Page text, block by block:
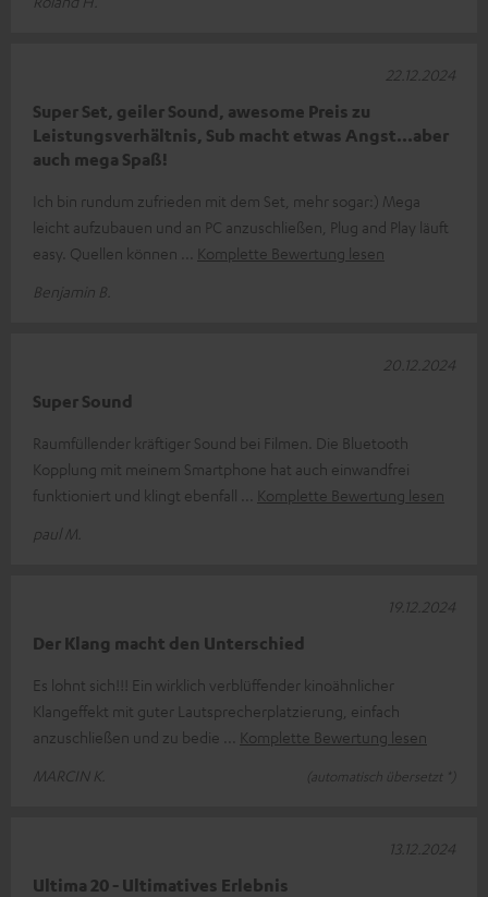
Super Set, geiler Sound, awesome Preis zu
Leistungsverhältnis, Sub macht etwas Angst...aber
auch mega Spaß!
Ich bin rundum zufrieden mit dem Set, mehr sogar:) Mega
leicht aufzubauen und an PC anzuschließen, Plug and Play läuft
easy. Quellen können
Komplette Bewertung lesen
Benjamin B.
22.12.2024
Super Sound
Raumfüllender kräftiger Sound bei Filmen. Die Bluetooth
Kopplung mit meinem Smartphone hat auch einwandfrei
funktioniert und klingt ebenfall
Komplette Bewertung lesen
paul M.
20.12.2024
Der Klang macht den Unterschied
Es lohnt sich!!! Ein wirklich verblüffender kinoähnlicher
Klangeffekt mit guter Lautsprecherplatzierung, einfach
anzuschließen und zu bedie
Komplette Bewertung lesen
MARCIN K.
(automatisch übersetzt *)
19.12.2024
Ultima 20 - Ultimatives Erlebnis
13.12.2024